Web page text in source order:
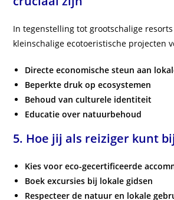
In tegenstelling tot grootschalige
kleinschalige ecotoeristische projecten
Directe economische steun aan
Beperkte druk op ecosystemen
Behoud van culturele identiteit
Educatie over natuurbehoud
5. Hoe jij als reiziger kunt
Kies voor eco-gecertificeerde
Boek excursies bij lokale gidsen
Respecteer de natuur en lokale